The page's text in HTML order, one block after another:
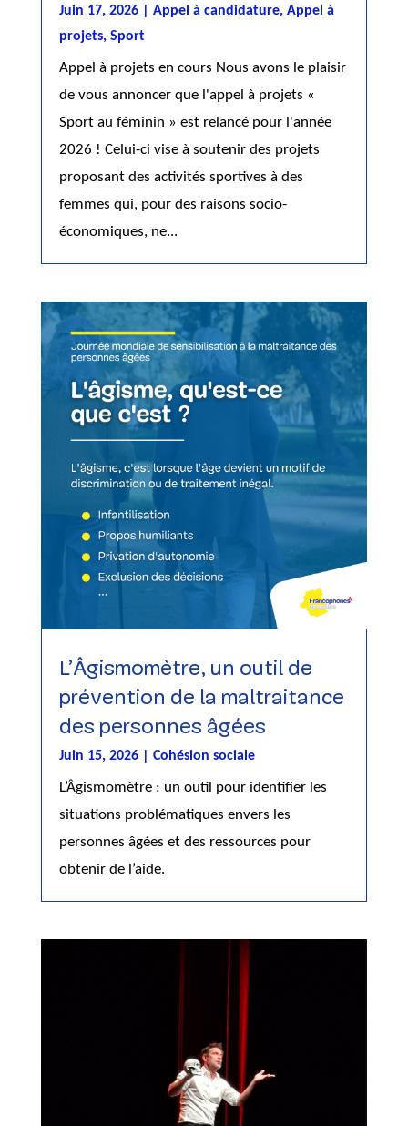
Juin 17, 2026| Appel à candidature, Appel à
projets, Sport
Appel à projets en cours Nous avons le plaisir
de vous annoncer que l'appel à projets «
Sport au féminin » est relancé pour l'année
2026 ! Celui-ci vise à soutenir des projets
proposant des activités sportives à des
femmes qui, pour des raisons socio-
économiques, ne...
L’Âgismomètre, un outil de
prévention de la maltraitance
des personnes âgées
Juin 15, 2026| Cohésion sociale
L’Âgismomètre : un outil pour identifier les
situations problématiques envers les
personnes âgées et des ressources pour
obtenir de l’aide.